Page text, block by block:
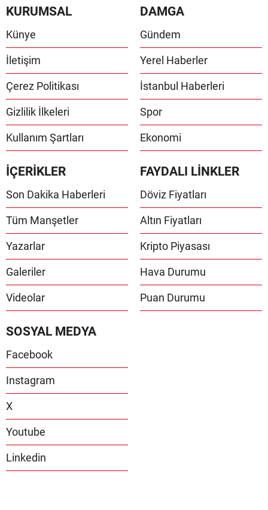
KURUMSAL
Künye
İletişim
Çerez Politikası
Gizlilik İlkeleri
Kullanım Şartları
DAMGA
Gündem
Yerel Haberler
İstanbul Haberleri
Spor
Ekonomi
İÇERİKLER
Son Dakika Haberleri
Tüm Manşetler
Yazarlar
Galeriler
Videolar
FAYDALI LİNKLER
Döviz Fiyatları
Altın Fiyatları
Kripto Piyasası
Hava Durumu
Puan Durumu
SOSYAL MEDYA
Facebook
Instagram
X
Youtube
Linkedin